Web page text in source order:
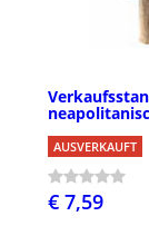
AUSVERKAUFT
€ 7,59